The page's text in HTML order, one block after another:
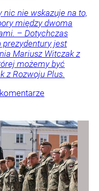
nie wskazuje na to,
między dwoma
– Dotychczas
prezydentury jest
Mariusz Witczak z
możemy być
z Rozwoju Plus.